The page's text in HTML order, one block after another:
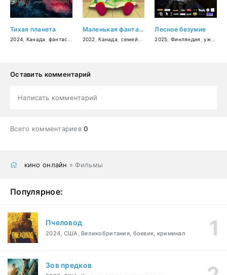
Тихая планета
2024 Канада фантастика ,триллер
Маленькая фантазерка
2022 ,Канада семейный
Лесное безумие
2025 Финляндия ,ужасы
Оставить комментарий
Написать комментарий
Всего комментариев0
кино онлайн » Фильмы
Популярное:
Пчеловод
2024, США, Великобритания, боевик, криминал
Зов предков